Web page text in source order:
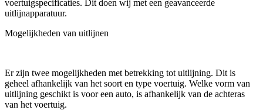
voertuigspecificaties. Dit doen wij met een geavanceerde
uitlijnapparatuur.
Mogelijkheden van uitlijnen
Er zijn twee mogelijkheden met betrekking tot uitlijning. Dit is
geheel afhankelijk van het soort en type voertuig. Welke vorm van
uitlijning geschikt is voor een auto, is afhankelijk van de achteras
van het voertuig.